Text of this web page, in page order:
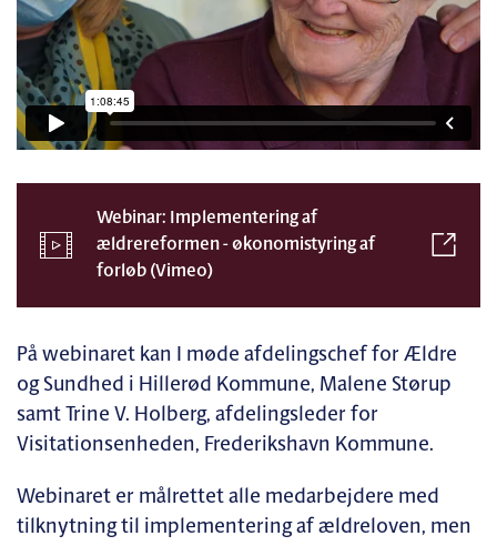
Webinar: Implementering af
ældrereformen - økonomistyring af
forløb (Vimeo)
På webinaret kan I møde afdelingschef for Ældre
og Sundhed i Hillerød Kommune, Malene Størup
samt Trine V. Holberg, afdelingsleder for
Visitationsenheden, Frederikshavn Kommune.
Webinaret er målrettet alle medarbejdere med
tilknytning til implementering af ældreloven, men